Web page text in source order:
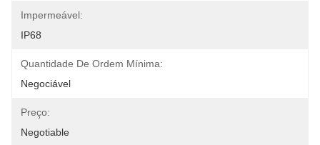
Impermeável:
IP68
Quantidade De Ordem Mínima:
Negociável
Preço:
Negotiable